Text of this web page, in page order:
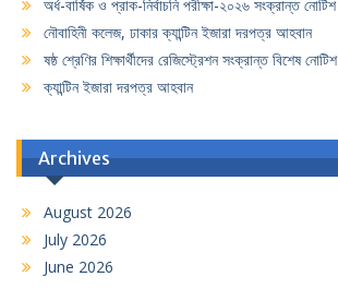
অর্ধ-বার্ষিক ও প্রাক-নির্বাচনি পরীক্ষা-২০২৬ সংক্রান্ত নোটিশ
নৌবাহিনী কলেজ, ঢাকার ক্যান্টিন ইজারা দরপত্র আহবান
ষষ্ঠ শ্রেণির শিক্ষার্থীদের রেজিস্ট্রেশন সংক্রান্ত বিশেষ নোটিশ
ক্যান্টিন ইজারা দরপত্র আহবান
Archives
August 2026
July 2026
June 2026